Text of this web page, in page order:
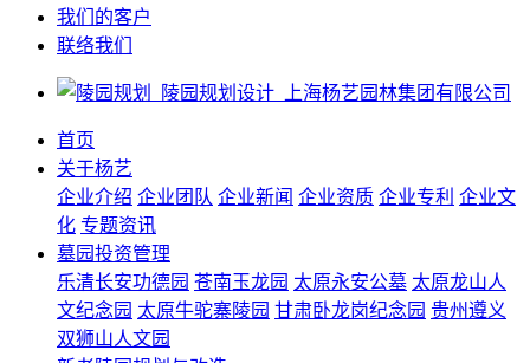
我们的客户
联络我们
首页
关于杨艺
企业介绍 企业团队 企业新闻 企业资质 企业专利 企业文
化 专题资讯
墓园投资管理
乐清长安功德园 苍南玉龙园 太原永安公墓 太原龙山人
文纪念园 太原牛驼寨陵园 甘肃卧龙岗纪念园 贵州遵义
双狮山人文园